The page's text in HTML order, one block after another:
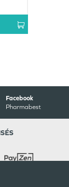
Facebook
Pharmabest